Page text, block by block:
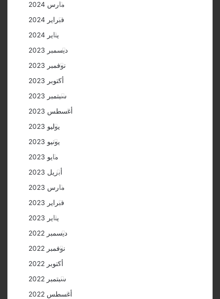
مارس 2024
فبراير 2024
يناير 2024
ديسمبر 2023
نوفمبر 2023
أكتوبر 2023
سبتمبر 2023
أغسطس 2023
يوليو 2023
يونيو 2023
مايو 2023
أبريل 2023
مارس 2023
فبراير 2023
يناير 2023
ديسمبر 2022
نوفمبر 2022
أكتوبر 2022
سبتمبر 2022
أغسطس 2022